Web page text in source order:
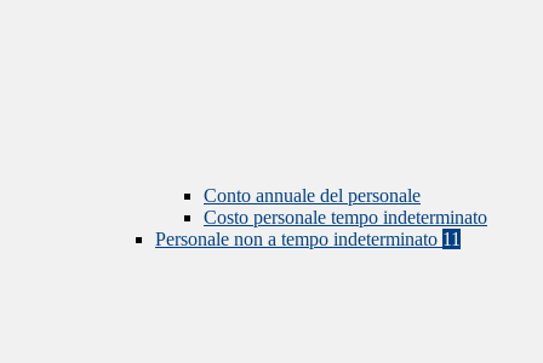
Conto annuale del personale
Costo personale tempo indeterminato
Personale non a tempo indeterminato 11